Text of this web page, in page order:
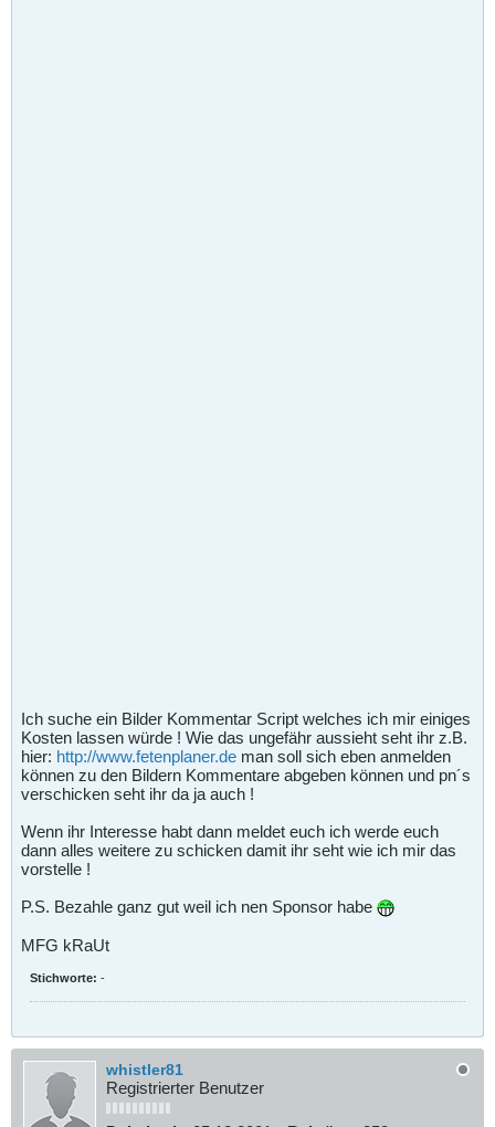
Ich suche ein Bilder Kommentar Script welches ich mir einiges
Kosten lassen würde ! Wie das ungefähr aussieht seht ihr z.B.
hier: http://www.fetenplaner.de man soll sich eben anmelden
können zu den Bildern Kommentare abgeben können und pn´s
verschicken seht ihr da ja auch !
Wenn ihr Interesse habt dann meldet euch ich werde euch
dann alles weitere zu schicken damit ihr seht wie ich mir das
vorstelle !
P.S. Bezahle ganz gut weil ich nen Sponsor habe
MFG kRaUt
Stichworte: -
whistler81
Registrierter Benutzer